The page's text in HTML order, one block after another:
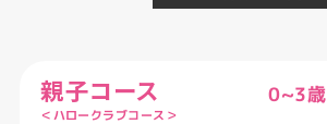
親子コース 0~3歳
＜ハロークラブコース＞